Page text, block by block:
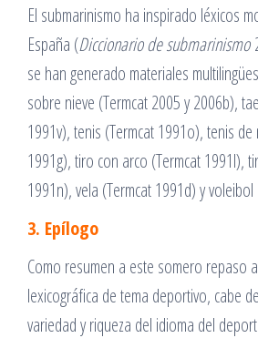
El submarinismo ha inspirado léxicos
España (Diccionario de submarinismo
se han generado materiales
sobre nieve (Termcat 2005 y 2006b),
1991v), tenis (Termcat 1991o), tenis de
1991g), tiro con arco (Termcat 1991l),
1991n), vela (Termcat 1991d) y
3. Epílogo
Como resumen a este somero repaso
lexicográfica de tema deportivo, cabe
variedad y riqueza del idioma del